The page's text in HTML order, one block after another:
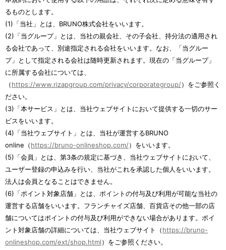
るものとします。
(1)「当社」とは、BRUNO株式会社をいいます。
(2)「当グループ」とは、当社の親会社、その子会社、持分法の適用され
る会社であって、別途指定される会社をいいます。なお、「当グルー
プ」として指定される会社は随時更新されます。現在の「当グループ」
に所属する会社については、
（https://www.rizapgroup.com/privacy/corporategroup/）をご参照く
ださい。
(3)「本サービス」とは、当社ウェブサイトにおいて提供する一切のサー
ビスをいいます。
(4)「当社ウェブサイト」とは、当社が運営するBRUNO
online（https://bruno-onlineshop.com/）をいいます。
(5)「会員」とは、第3条の規定に基づき、当社ウェブサイトにおいて、
ユーザー登録の申込みを行い、当社がこれを承認した個人をいいます。
法人は会員となることはできません。
(6)「ポイント対象店舗」とは、ポイントの付与及び利用が可能な当社の
運営する店舗をいいます。フランチャイズ店舗、百貨店その他一部の店
舗についてはポイントの付与及び利用ができない場合があります。ポイ
ント対象店舗の詳細については、当社ウェブサイト（https://bruno-
onlineshop.com/ext/shop.html）をご参照ください。